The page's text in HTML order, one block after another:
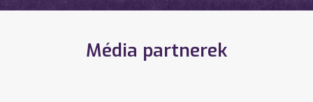
Média partnerek